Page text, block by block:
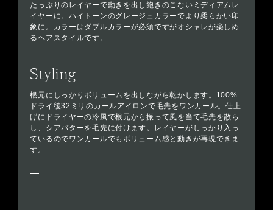
たっぷりのレイヤーで動きを出し飽きのこないミディアムレ
イヤーに。ハイトーンのグレージュカラーでより柔らかい印
象に。カラーはダブルカラーが必須ですがオシャレが楽しめ
るヘアスタイルです。
Styling
根元にしっかりボリュームを出しながら乾かします。100%
ドライ後32ミリのカールアイロンで毛先をワンカール。仕上
げにドライヤーの冷風で根元から振って風を当て毛先を散ら
し、シアバターを毛先に付けます。レイヤーがしっかり入っ
ているのでワンカールでもボリューム感と動きが再現できま
す。